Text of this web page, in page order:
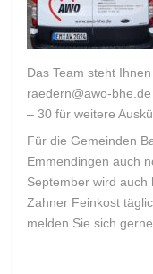
Das Team steht
raedern@awo-
– 30 für weitere
Für die Gemeinden
Emmendingen auch
September wird auch
Zahner Feinkost
melden Sie sich